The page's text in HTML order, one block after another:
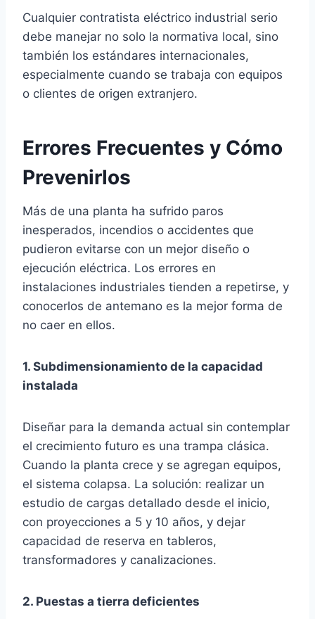
Cualquier contratista eléctrico industrial serio
debe manejar no solo la normativa local, sino
también los estándares internacionales,
especialmente cuando se trabaja con equipos
o clientes de origen extranjero.
Errores Frecuentes y Cómo
Prevenirlos
Más de una planta ha sufrido paros
inesperados, incendios o accidentes que
pudieron evitarse con un mejor diseño o
ejecución eléctrica. Los errores en
instalaciones industriales tienden a repetirse, y
conocerlos de antemano es la mejor forma de
no caer en ellos.
1. Subdimensionamiento de la capacidad
instalada
Diseñar para la demanda actual sin contemplar
el crecimiento futuro es una trampa clásica.
Cuando la planta crece y se agregan equipos,
el sistema colapsa. La solución: realizar un
estudio de cargas detallado desde el inicio,
con proyecciones a 5 y 10 años, y dejar
capacidad de reserva en tableros,
transformadores y canalizaciones.
2. Puestas a tierra deficientes